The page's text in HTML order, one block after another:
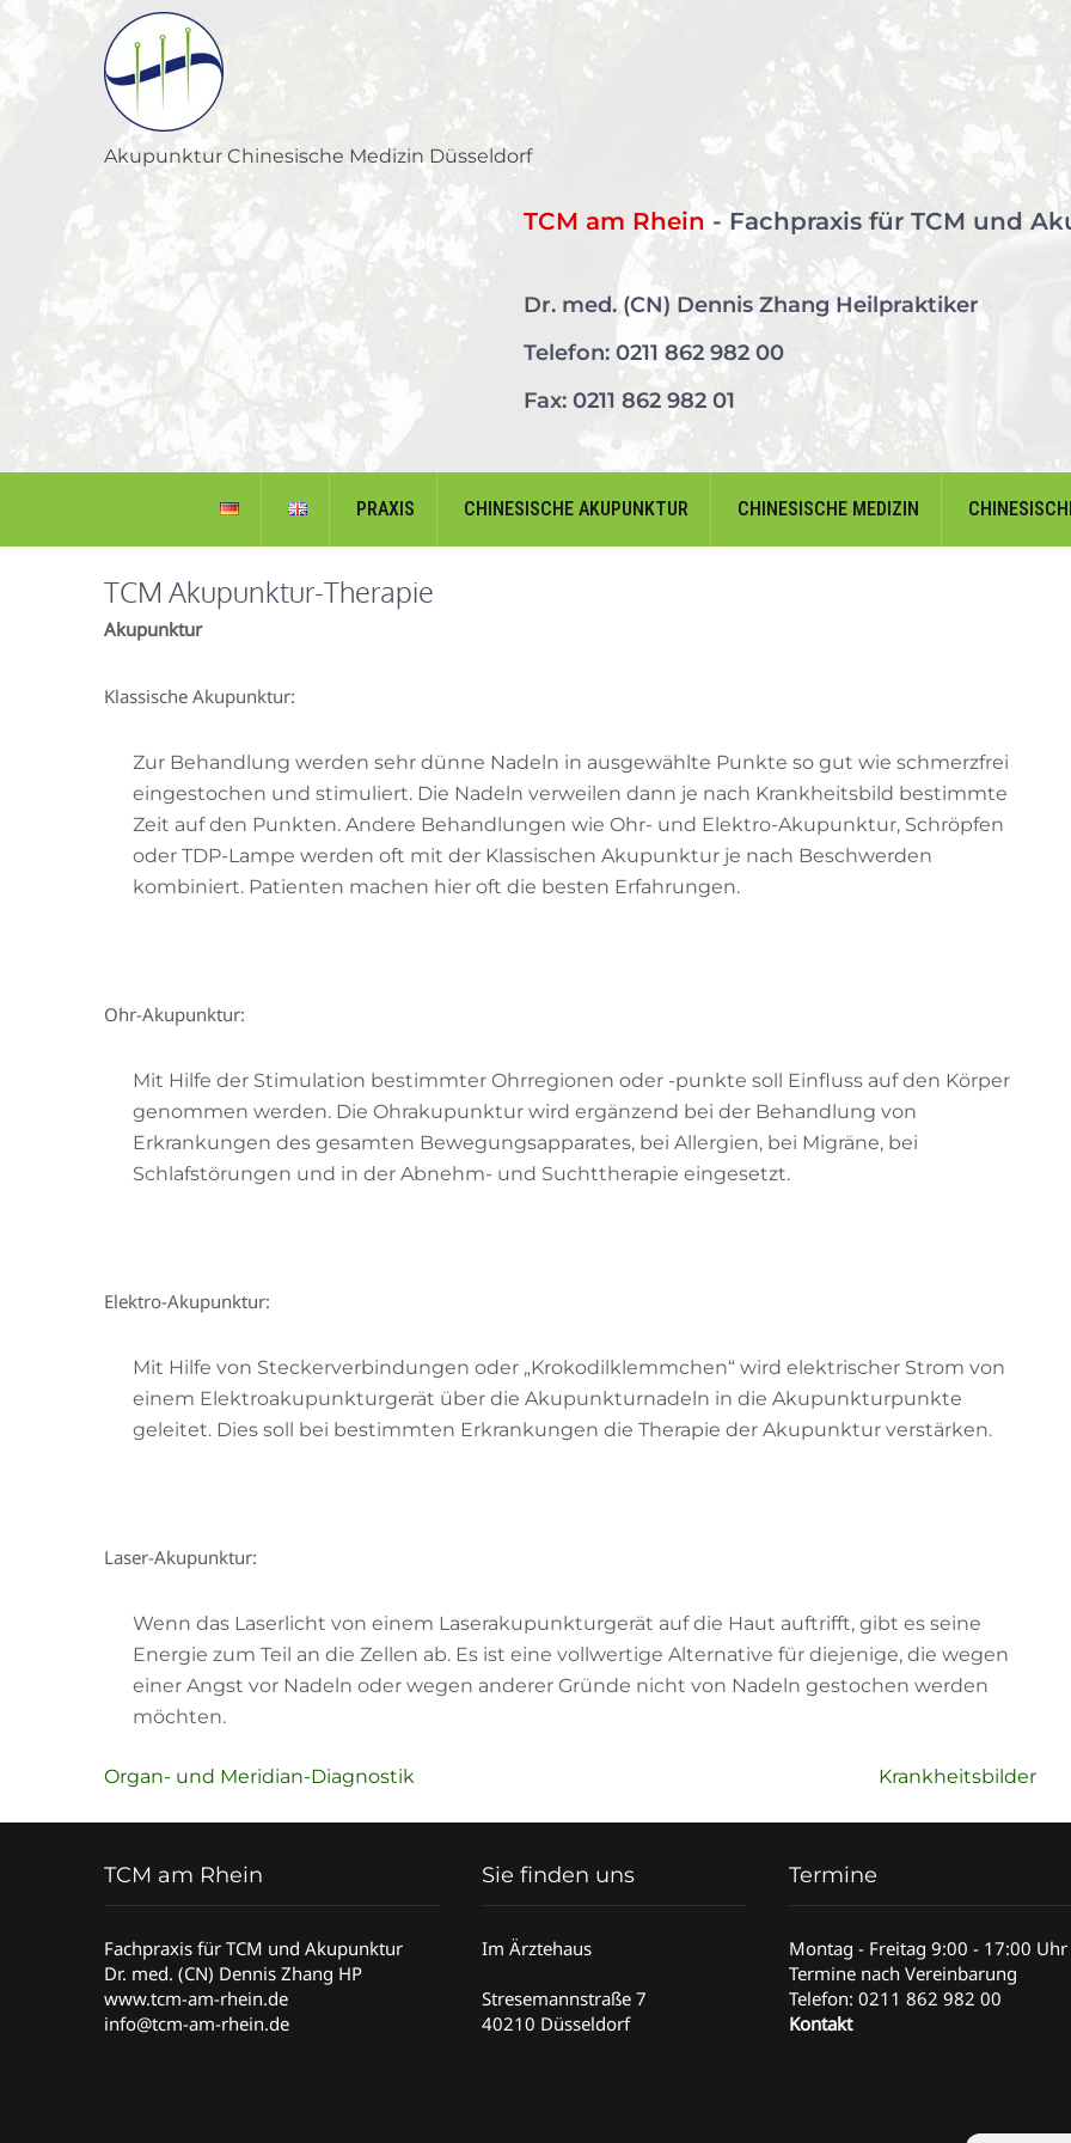
Akupunktur Chinesische Medizin Düsseldorf
TCM am Rhein - Fachpraxis für TCM und
Dr. med. (CN) Dennis Zhang Heilpraktiker
Telefon: 0211 862 982 00
Fax: 0211 862 982 01
PRAXIS CHINESISCHE AKUPUNKTUR CHINESISCHE MEDIZIN
TCM Akupunktur-Therapie
Akupunktur
Klassische Akupunktur:
Zur Behandlung werden sehr dünne Nadeln in ausgewählte Punkte so gut wie schmerzfrei
eingestochen und stimuliert. Die Nadeln verweilen dann je nach Krankheitsbild bestimmte
Zeit auf den Punkten. Andere Behandlungen wie Ohr- und Elektro-Akupunktur, Schröpfen
oder TDP-Lampe werden oft mit der Klassischen Akupunktur je nach Beschwerden
kombiniert. Patienten machen hier oft die besten Erfahrungen.
Ohr-Akupunktur:
Mit Hilfe der Stimulation bestimmter Ohrregionen oder -punkte soll Einfluss auf den Körper
genommen werden. Die Ohrakupunktur wird ergänzend bei der Behandlung von
Erkrankungen des gesamten Bewegungsapparates, bei Allergien, bei Migräne, bei
Schlafstörungen und in der Abnehm- und Suchttherapie eingesetzt.
Elektro-Akupunktur:
Mit Hilfe von Steckerverbindungen oder „Krokodilklemmchen“ wird elektrischer Strom von
einem Elektroakupunkturgerät über die Akupunkturnadeln in die Akupunkturpunkte
geleitet. Dies soll bei bestimmten Erkrankungen die Therapie der Akupunktur verstärken.
Laser-Akupunktur:
Wenn das Laserlicht von einem Laserakupunkturgerät auf die Haut auftrifft, gibt es seine
Energie zum Teil an die Zellen ab. Es ist eine vollwertige Alternative für diejenige, die wegen
einer Angst vor Nadeln oder wegen anderer Gründe nicht von Nadeln gestochen werden
möchten.
Beitragsnavigation
Organ- und Meridian-Diagnostik Krankheitsbilder
TCM am Rhein
Fachpraxis für TCM und Akupunktur
Dr. med. (CN) Dennis Zhang HP
www.tcm-am-rhein.de
info@tcm-am-rhein.de
Sie finden uns
Im Ärztehaus
Stresemannstraße 7
40210 Düsseldorf
Termine
Montag - Freitag 9:00 - 17:00 Uhr
Termine nach Vereinbarung
Telefon: 0211 862 982 00
Kontakt